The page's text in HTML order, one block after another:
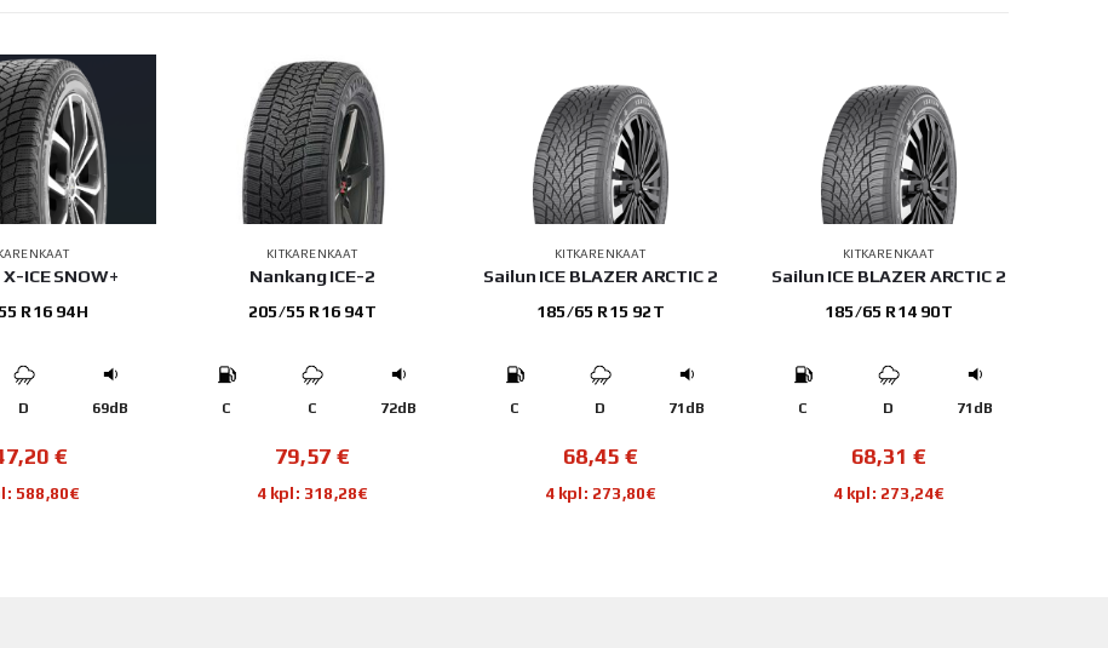
ICE SNOW+
R16 94H
D 69dB
€
588,80€
KITKARENKAAT
Nankang ICE-2
205/55 R16 94T
C C 72dB
79,57 €
4 kpl: 318,28€
KITKARENKAAT
Sailun ICE BLAZER ARCTIC 2
185/65 R15 92T
C D 71dB
68,45 €
4 kpl: 273,80€
KITKARENKAAT
Sailun ICE BLAZER ARCTIC 2
185/65 R14 90T
C D 71dB
68,31 €
4 kpl: 273,24€